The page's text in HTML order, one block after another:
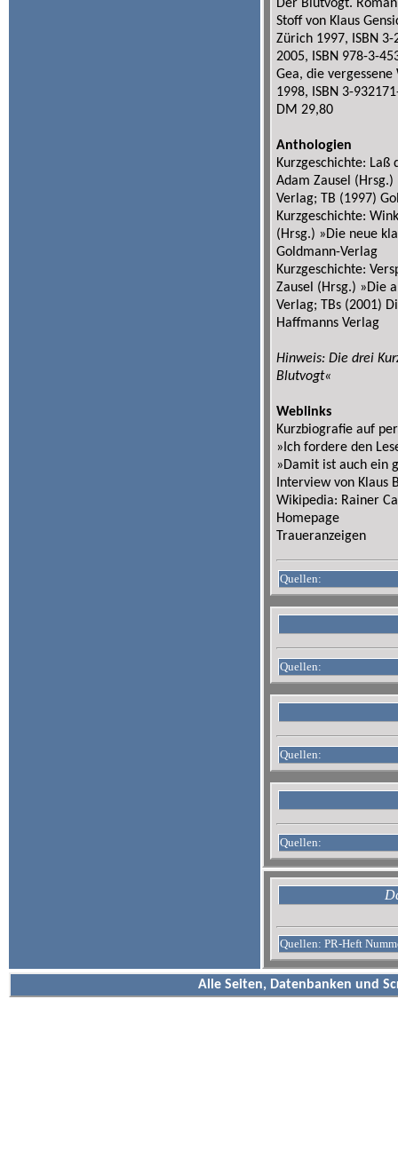
Der Blutvogt.
Stoff von Klaus
Zürich 1997, ISBN
2005, ISBN 978-3-
Gea, die
1998, ISBN 3-
DM 29,80
Anthologien
Kurzgeschichte:
Adam Zausel (Hrsg.)
Verlag; TB (1997)
Kurzgeschichte:
(Hrsg.) »Die neue
Goldmann-Verlag
Kurzgeschichte:
Zausel (Hrsg.) »Die
Verlag; TBs (2001)
Haffmanns Verlag
Hinweis: Die drei
Blutvogt«
Weblinks
Kurzbiografie auf
»Ich fordere den
»Damit ist auch ein
Interview von Klaus
Wikipedia: Rainer
Homepage
Traueranzeigen
Quellen:
Quellen:
Quellen:
Quellen:
Quellen: PR-Heft
Alle Seiten, Datenbanken und